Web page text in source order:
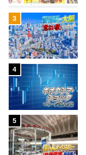
3
4
5